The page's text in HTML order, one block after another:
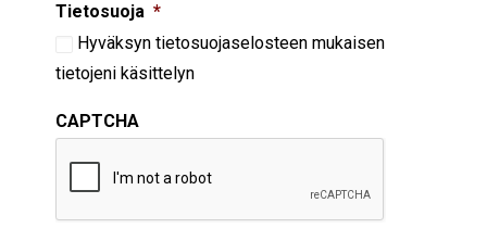
Tietosuoja *
Hyväksyn tietosuojaselosteen mukaisen
tietojeni käsittelyn
CAPTCHA